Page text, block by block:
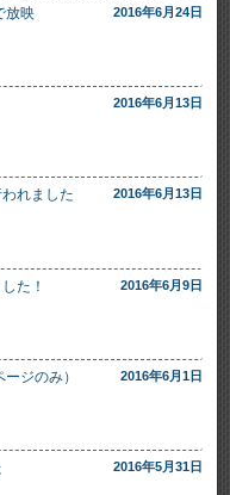
放映 2016年6月24日
2016年6月13日
れました 2016年6月13日
た！ 2016年6月9日
ジのみ） 2016年6月1日
2016年5月31日